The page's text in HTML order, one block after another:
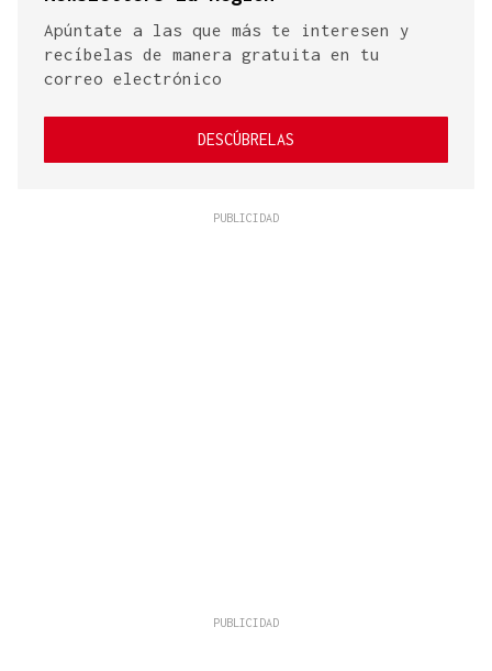
Apúntate a las que más te interesen y
recíbelas de manera gratuita en tu
correo electrónico
DESCÚBRELAS